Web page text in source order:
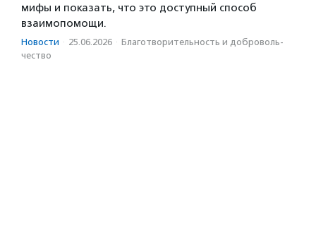
мифы и показать, что это доступный способ
взаимопомощи.
Новости · 25.06.2026 · Благотвори­тель­ность и доброволь­
чест­во